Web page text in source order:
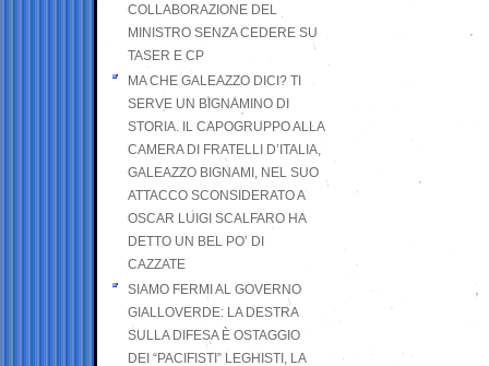
COLLABORAZIONE DEL
MINISTRO SENZA CEDERE SU
TASER E CP
MA CHE GALEAZZO DICI? TI
SERVE UN BIGNAMINO DI
STORIA. IL CAPOGRUPPO ALLA
CAMERA DI FRATELLI D’ITALIA,
GALEAZZO BIGNAMI, NEL SUO
ATTACCO SCONSIDERATO A
OSCAR LUIGI SCALFARO HA
DETTO UN BEL PO’ DI
CAZZATE
SIAMO FERMI AL GOVERNO
GIALLOVERDE: LA DESTRA
SULLA DIFESA È OSTAGGIO
DEI “PACIFISTI” LEGHISTI, LA